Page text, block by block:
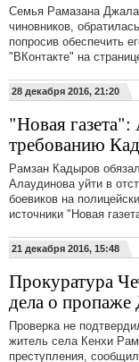
Семья Рамазана
чиновников,
попросив обеспечить
"ВКонтакте" на
28 декабря 2016, 21:20
"Новая
требованию
Рамзан Кадыров
Алаудинова уйти в
боевиков на
источники "Новая
21 декабря 2016, 15:48
Прокуратура
дела о
Проверка не
житель села Кенхи
преступления,